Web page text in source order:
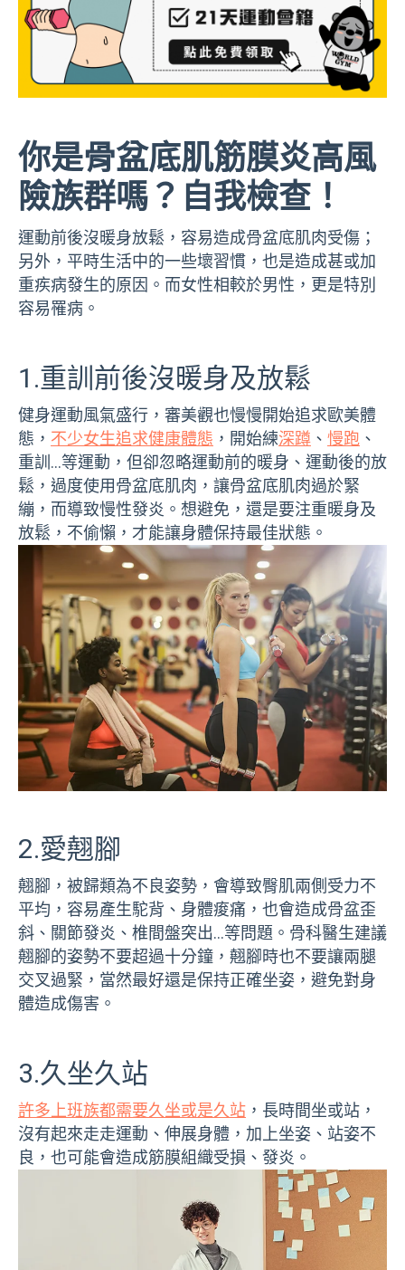
你是骨盆底肌筋膜炎高風
險族群嗎？自我檢查！
運動前後沒暖身放鬆，容易造成骨盆底肌肉受傷；
另外，平時生活中的一些壞習慣，也是造成甚或加
重疾病發生的原因。而女性相較於男性，更是特別
容易罹病。
1.重訓前後沒暖身及放鬆
健身運動風氣盛行，審美觀也慢慢開始追求歐美體
態， 不少女生追求健康體態 ，開始練深蹲 、 慢跑 、
重訓…等運動，但卻忽略運動前的暖身、運動後的放
鬆，過度使用骨盆底肌肉，讓骨盆底肌肉過於緊
繃，而導致慢性發炎。想避免，還是要注重暖身及
放鬆，不偷懶，才能讓身體保持最佳狀態。
2.愛翹腳
翹腳，被歸類為不良姿勢，會導致臀肌兩側受力不
平均，容易產生駝背、身體痠痛，也會造成骨盆歪
斜、關節發炎、椎間盤突出…等問題。骨科醫生建議
翹腳的姿勢不要超過十分鐘，翹腳時也不要讓兩腿
交叉過緊，當然最好還是保持正確坐姿，避免對身
體造成傷害。
3.久坐久站
許多上班族都需要久坐或是久站 ，長時間坐或站，
沒有起來走走運動、伸展身體，加上坐姿、站姿不
良，也可能會造成筋膜組織受損、發炎。